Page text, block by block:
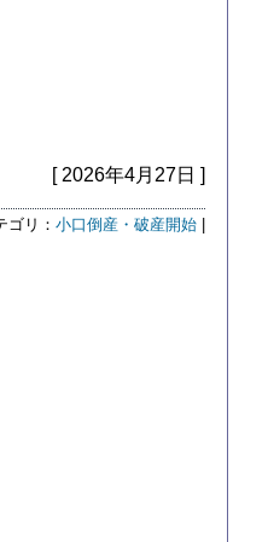
[ 2026年4月27日 ]
ゴリ： 小口倒産・破産開始